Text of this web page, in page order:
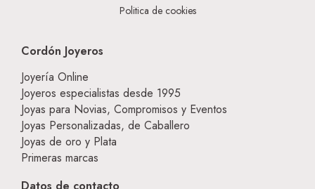
Politica de cookies
Cordón Joyeros
Joyería Online
Joyeros especialistas desde 1995
Joyas para Novias, Compromisos y Eventos
Joyas Personalizadas, de Caballero
Joyas de oro y Plata
Primeras marcas